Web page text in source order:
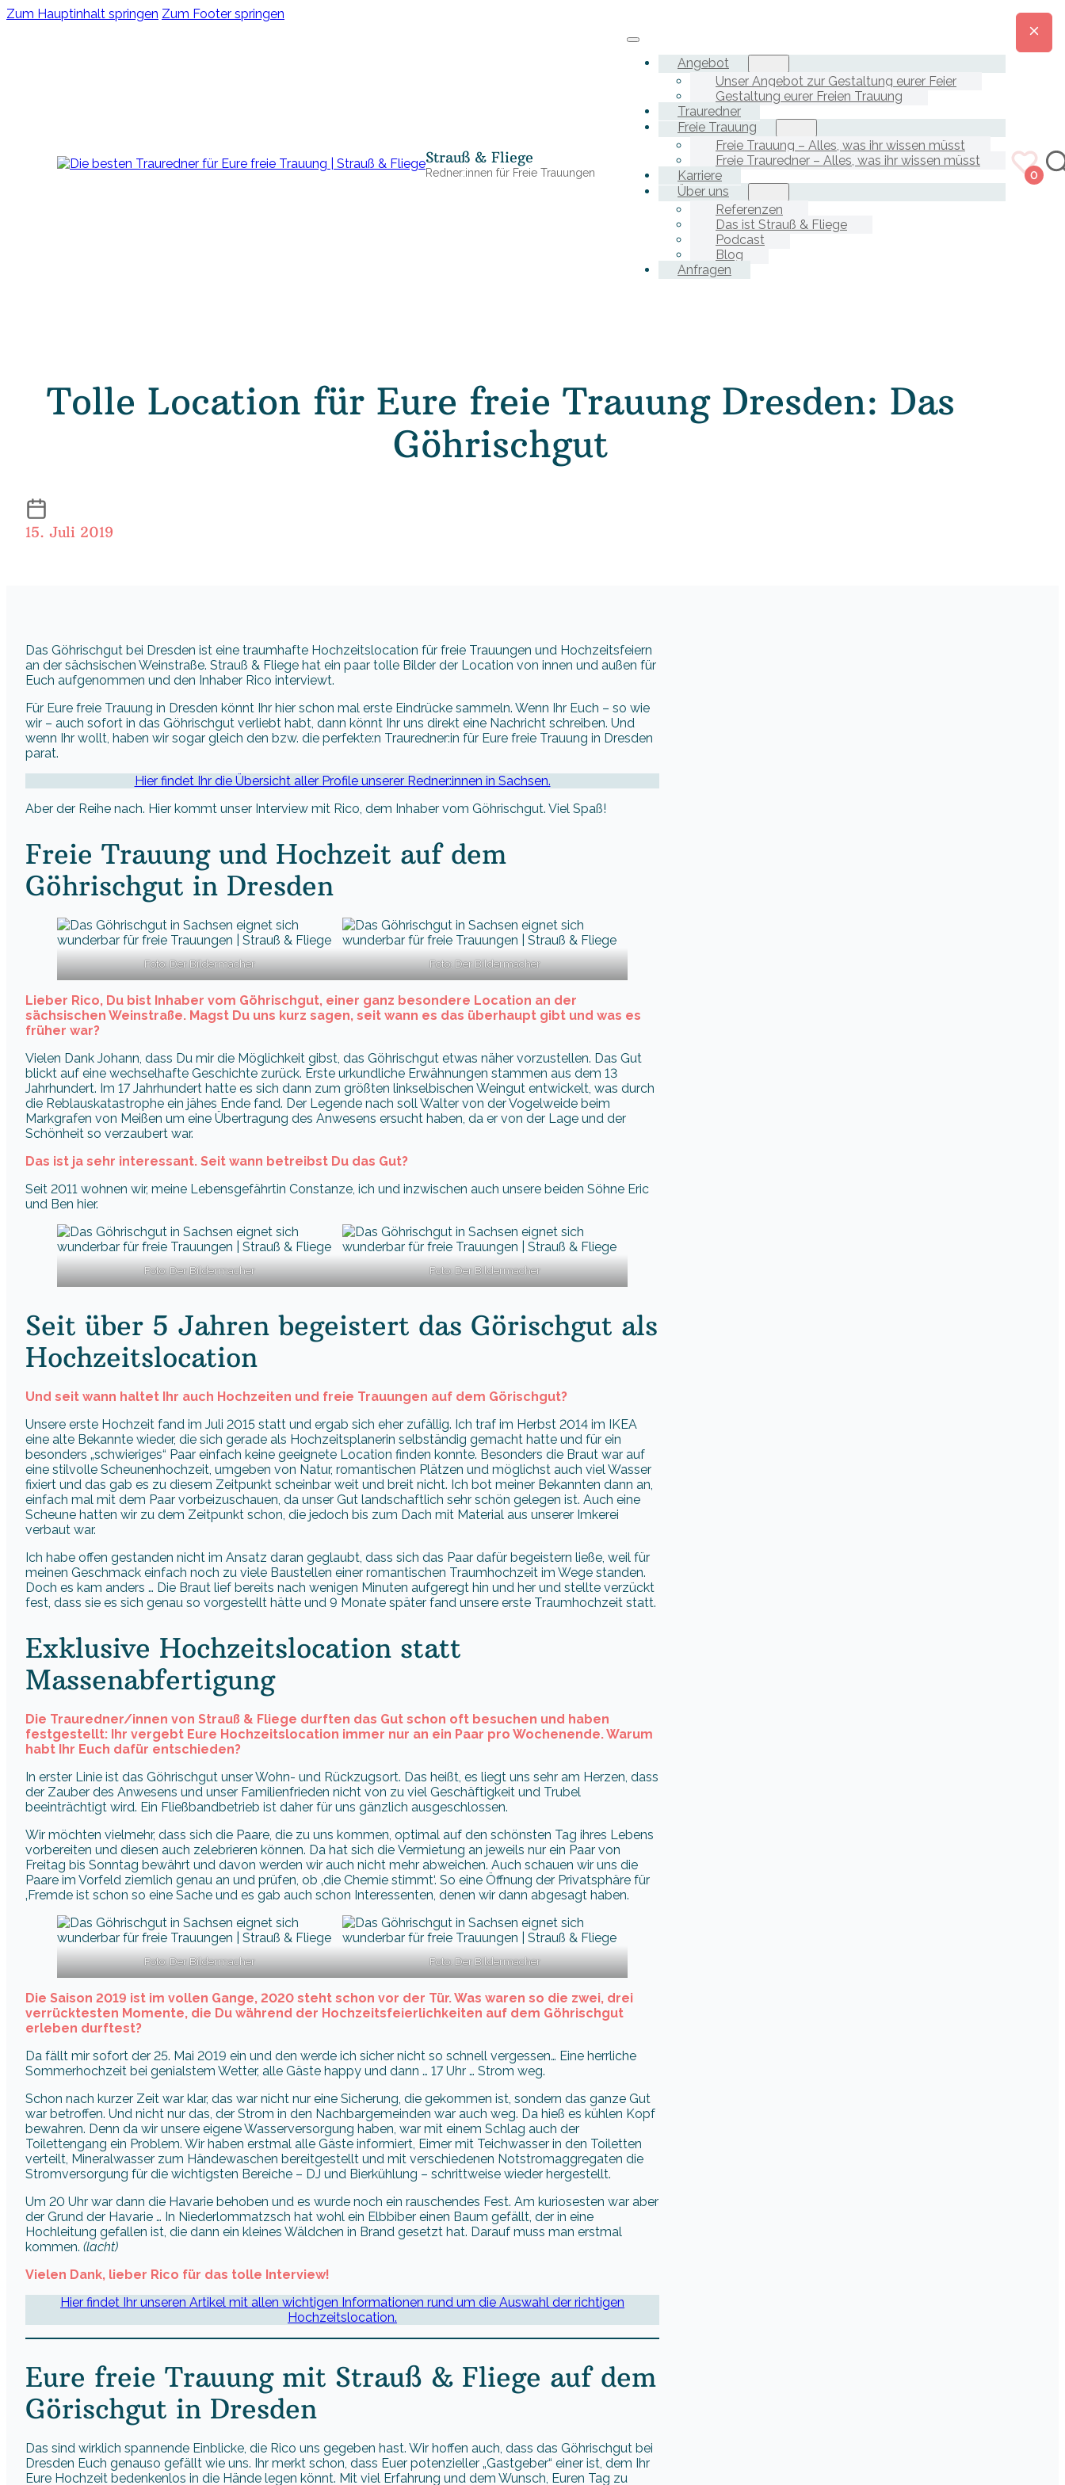
Zum Hauptinhalt springen Zum Footer springen
Strauß & Fliege
Redner:innen für Freie Trauungen
Angebot
Unser Angebot zur Gestaltung eurer Feier
Gestaltung eurer Freien Trauung
Trauredner
Freie Trauung
Freie Trauung – Alles, was ihr wissen müsst
Freie Trauredner – Alles, was ihr wissen müsst
Karriere
Über uns
Referenzen
Das ist Strauß & Fliege
Podcast
Blog
Anfragen
0
Tolle Location für Eure freie Trauung Dresden: Das
Göhrischgut
15. Juli 2019
Das Göhrischgut bei Dresden ist eine traumhafte Hochzeitslocation für freie Trauungen und Hochzeitsfeiern
an der sächsischen Weinstraße. Strauß & Fliege hat ein paar tolle Bilder der Location von innen und außen für
Euch aufgenommen und den Inhaber Rico interviewt.
Für Eure freie Trauung in Dresden könnt Ihr hier schon mal erste Eindrücke sammeln. Wenn Ihr Euch – so wie
wir – auch sofort in das Göhrischgut verliebt habt, dann könnt Ihr uns direkt eine Nachricht schreiben. Und
wenn Ihr wollt, haben wir sogar gleich den bzw. die perfekte:n Trauredner:in für Eure freie Trauung in Dresden
parat.
Hier findet Ihr die Übersicht aller Profile unserer Redner:innen in Sachsen.
Aber der Reihe nach. Hier kommt unser Interview mit Rico, dem Inhaber vom Göhrischgut. Viel Spaß!
Freie Trauung und Hochzeit auf dem
Göhrischgut in Dresden
Foto: Der Bildermacher Foto: Der Bildermacher
Lieber Rico, Du bist Inhaber vom Göhrischgut, einer ganz besondere Location an der
sächsischen Weinstraße. Magst Du uns kurz sagen, seit wann es das überhaupt gibt und was es
früher war?
Vielen Dank Johann, dass Du mir die Möglichkeit gibst, das Göhrischgut etwas näher vorzustellen. Das Gut
blickt auf eine wechselhafte Geschichte zurück. Erste urkundliche Erwähnungen stammen aus dem 13
Jahrhundert. Im 17 Jahrhundert hatte es sich dann zum größten linkselbischen Weingut entwickelt, was durch
die Reblauskatastrophe ein jähes Ende fand. Der Legende nach soll Walter von der Vogelweide beim
Markgrafen von Meißen um eine Übertragung des Anwesens ersucht haben, da er von der Lage und der
Schönheit so verzaubert war.
Das ist ja sehr interessant. Seit wann betreibst Du das Gut?
Seit 2011 wohnen wir, meine Lebensgefährtin Constanze, ich und inzwischen auch unsere beiden Söhne Eric
und Ben hier.
Foto: Der Bildermacher Foto: Der Bildermacher
Seit über 5 Jahren begeistert das Görischgut als
Hochzeitslocation
Und seit wann haltet Ihr auch Hochzeiten und freie Trauungen auf dem Görischgut?
Unsere erste Hochzeit fand im Juli 2015 statt und ergab sich eher zufällig. Ich traf im Herbst 2014 im IKEA
eine alte Bekannte wieder, die sich gerade als Hochzeitsplanerin selbständig gemacht hatte und für ein
besonders „schwieriges“ Paar einfach keine geeignete Location finden konnte. Besonders die Braut war auf
eine stilvolle Scheunenhochzeit, umgeben von Natur, romantischen Plätzen und möglichst auch viel Wasser
fixiert und das gab es zu diesem Zeitpunkt scheinbar weit und breit nicht. Ich bot meiner Bekannten dann an,
einfach mal mit dem Paar vorbeizuschauen, da unser Gut landschaftlich sehr schön gelegen ist. Auch eine
Scheune hatten wir zu dem Zeitpunkt schon, die jedoch bis zum Dach mit Material aus unserer Imkerei
verbaut war.
Ich habe offen gestanden nicht im Ansatz daran geglaubt, dass sich das Paar dafür begeistern ließe, weil für
meinen Geschmack einfach noch zu viele Baustellen einer romantischen Traumhochzeit im Wege standen.
Doch es kam anders … Die Braut lief bereits nach wenigen Minuten aufgeregt hin und her und stellte verzückt
fest, dass sie es sich genau so vorgestellt hätte und 9 Monate später fand unsere erste Traumhochzeit statt.
Exklusive Hochzeitslocation statt
Massenabfertigung
Die Trauredner/innen von Strauß & Fliege durften das Gut schon oft besuchen und haben
festgestellt: Ihr vergebt Eure Hochzeitslocation immer nur an ein Paar pro Wochenende. Warum
habt Ihr Euch dafür entschieden?
In erster Linie ist das Göhrischgut unser Wohn- und Rückzugsort. Das heißt, es liegt uns sehr am Herzen, dass
der Zauber des Anwesens und unser Familienfrieden nicht von zu viel Geschäftigkeit und Trubel
beeinträchtigt wird. Ein Fließbandbetrieb ist daher für uns gänzlich ausgeschlossen.
Wir möchten vielmehr, dass sich die Paare, die zu uns kommen, optimal auf den schönsten Tag ihres Lebens
vorbereiten und diesen auch zelebrieren können. Da hat sich die Vermietung an jeweils nur ein Paar von
Freitag bis Sonntag bewährt und davon werden wir auch nicht mehr abweichen. Auch schauen wir uns die
Paare im Vorfeld ziemlich genau an und prüfen, ob ‚die Chemie stimmt‘. So eine Öffnung der Privatsphäre für
‚Fremde ist schon so eine Sache und es gab auch schon Interessenten, denen wir dann abgesagt haben.
Foto: Der Bildermacher Foto: Der Bildermacher
Die Saison 2019 ist im vollen Gange, 2020 steht schon vor der Tür. Was waren so die zwei, drei
verrücktesten Momente, die Du während der Hochzeitsfeierlichkeiten auf dem Göhrischgut
erleben durftest?
Da fällt mir sofort der 25. Mai 2019 ein und den werde ich sicher nicht so schnell vergessen… Eine herrliche
Sommerhochzeit bei genialstem Wetter, alle Gäste happy und dann … 17 Uhr … Strom weg.
Schon nach kurzer Zeit war klar, das war nicht nur eine Sicherung, die gekommen ist, sondern das ganze Gut
war betroffen. Und nicht nur das, der Strom in den Nachbargemeinden war auch weg. Da hieß es kühlen Kopf
bewahren. Denn da wir unsere eigene Wasserversorgung haben, war mit einem Schlag auch der
Toilettengang ein Problem. Wir haben erstmal alle Gäste informiert, Eimer mit Teichwasser in den Toiletten
verteilt, Mineralwasser zum Händewaschen bereitgestellt und mit verschiedenen Notstromaggregaten die
Stromversorgung für die wichtigsten Bereiche – DJ und Bierkühlung – schrittweise wieder hergestellt.
Um 20 Uhr war dann die Havarie behoben und es wurde noch ein rauschendes Fest. Am kuriosesten war aber
der Grund der Havarie … In Niederlommatzsch hat wohl ein Elbbiber einen Baum gefällt, der in eine
Hochleitung gefallen ist, die dann ein kleines Wäldchen in Brand gesetzt hat. Darauf muss man erstmal
kommen. (lacht)
Vielen Dank, lieber Rico für das tolle Interview!
Hier findet Ihr unseren Artikel mit allen wichtigen Informationen rund um die Auswahl der richtigen
Hochzeitslocation.
Eure freie Trauung mit Strauß & Fliege auf dem
Görischgut in Dresden
Das sind wirklich spannende Einblicke, die Rico uns gegeben hast. Wir hoffen auch, dass das Göhrischgut bei
Dresden Euch genauso gefällt wie uns. Ihr merkt schon, dass Euer potenzieller „Gastgeber“ einer ist, dem Ihr
Eure Hochzeit bedenkenlos in die Hände legen könnt. Mit viel Erfahrung und dem Wunsch, Euren Tag zu